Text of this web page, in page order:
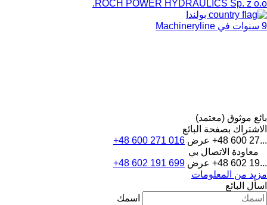
ROCH POWER HYDRAULICS Sp. z o.o.
بولندا
9 سنوات في Machineryline
بائع موثوق (معتمد)
الاشتراك بصفحة البائع
+48 600 27... عرض +48 600 271 016
معاودة الاتصال بي
+48 602 19... عرض +48 602 191 699
مزيد من المعلومات
اسأل البائع
اسمك